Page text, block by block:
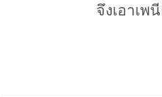
จึงเอาเพ